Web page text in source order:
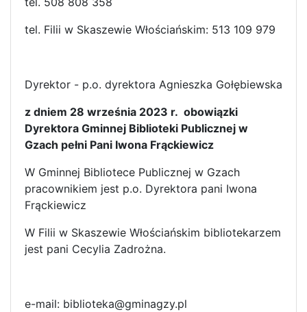
tel. Filii w Skaszewie Włościańskim: 513 109 979
Dyrektor - p.o. dyrektora Agnieszka Gołębiewska
z dniem 28 września 2023 r. obowiązki
Dyrektora Gminnej Biblioteki Publicznej w
Gzach pełni Pani Iwona Frąckiewicz
W Gminnej Bibliotece Publicznej w Gzach
pracownikiem jest p.o. Dyrektora pani Iwona
Frąckiewicz
W Filii w Skaszewie Włościańskim bibliotekarzem
jest pani Cecylia Zadrożna.
e-mail: biblioteka@gminagzy.pl